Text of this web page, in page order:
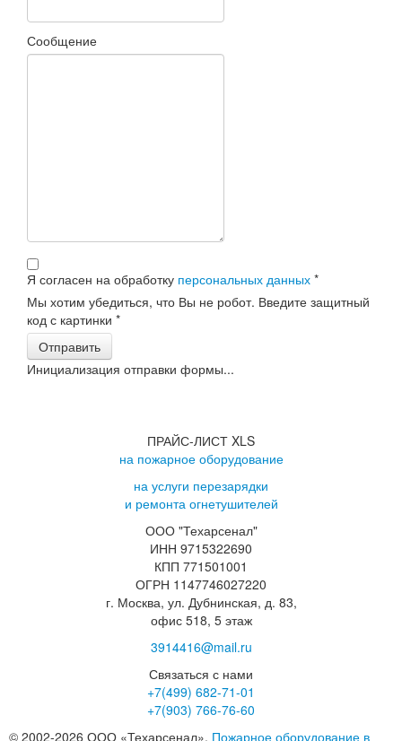
Сообщение
Я согласен на обработку персональных данных *
Мы хотим убедиться, что Вы не робот. Введите защитный
код с картинки *
Отправить
Инициализация отправки формы...
ПРАЙС-ЛИСТ XLS
на пожарное оборудование
на услуги перезарядки
и ремонта огнетушителей
ООО "Техарсенал"
ИНН 9715322690
КПП 771501001
ОГРН 1147746027220
г. Москва, ул. Дубнинская, д. 83,
офис 518, 5 этаж
3914416@mail.ru
Связаться с нами
+7(499) 682-71-01
+7(903) 766-76-60
© 2002-2026 ООО «Техарсенал». Пожарное оборудование в